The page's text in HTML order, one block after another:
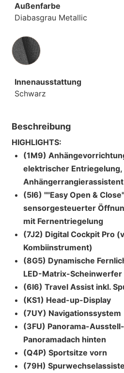
Außenfarbe
Diabasgrau Metallic
Innenausstattung
Innenausstattung
Schwarz
Beschreibung
HIGHLIGHTS:
(1M9)
elektrischer Entriegelung,
(5I6) ""Easy Open &
sensorgesteuerter
mit Fernentriegelung
(7J2) Digital Cockpit Pro
Kombiinstrument)
(8G5) Dynamische
LED-Matrix-Scheinwerfer
(6I6) Travel Assist inkl.
(KS1) Head-up-Display
(7UY) Navigationssystem
(3FU) Panorama-
Panoramadach hinten
(Q4P) Sportsitze vorn
(79H)